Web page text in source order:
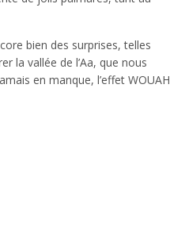
bien des surprises, telles
la vallée de l’Aa, que nous
en manque, l’effet WOUAH